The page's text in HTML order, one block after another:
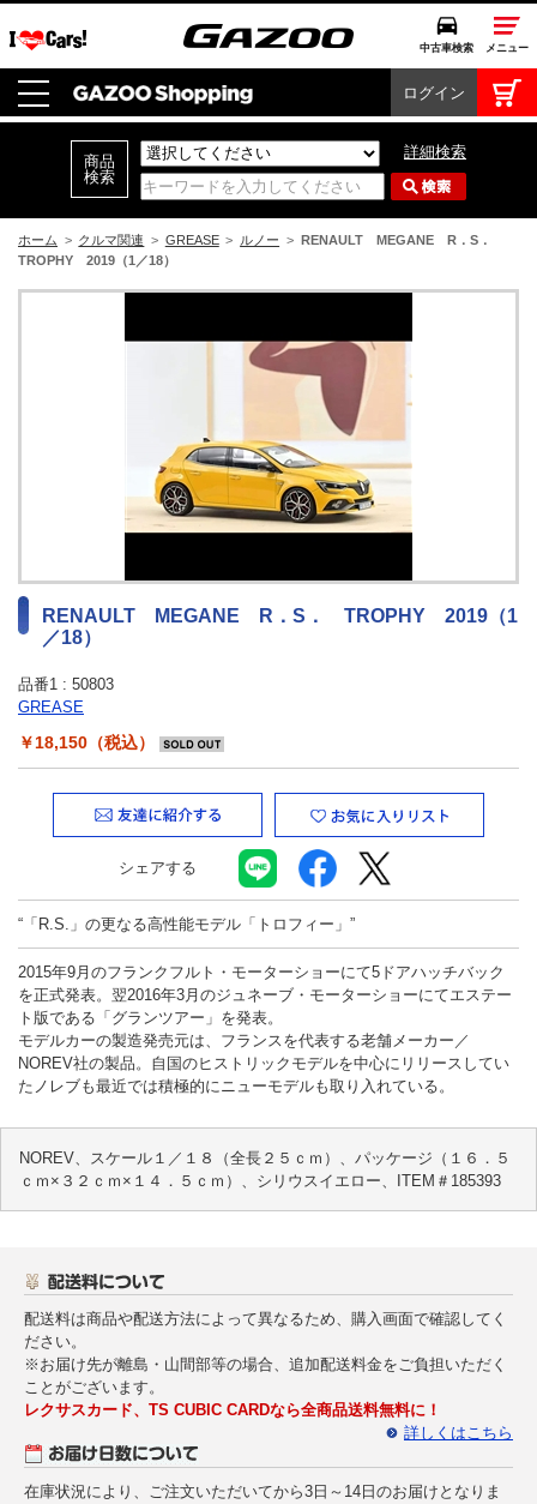
中古車検索 メニュー
中古車検索 クルマカタログ
クルマ情報
TOYOTA GAZOO Racing
GAZOO Shopping
検索
ログイン
詳細検索
ホーム > クルマ関連 > GREASE > ルノー > RENAULT MEGANE R．S．
TROPHY 2019（1／18）
RENAULT MEGANE R．S． TROPHY 2019（1
／18）
品番1 : 50803
GREASE
￥18,150（税込）
シェアする
“「R.S.」の更なる高性能モデル「トロフィー」”
2015年9月のフランクフルト・モーターショーにて5ドアハッチバック
を正式発表。翌2016年3月のジュネーブ・モーターショーにてエステー
ト版である「グランツアー」を発表。
モデルカーの製造発売元は、フランスを代表する老舗メーカー／
NOREV社の製品。自国のヒストリックモデルを中心にリリースしてい
たノレブも最近では積極的にニューモデルも取り入れている。
NOREV、スケール１／１８（全長２５ｃｍ）、パッケージ（１６．５
ｃｍ×３２ｃｍ×１４．５ｃｍ）、シリウスイエロー、ITEM＃185393
配送料は商品や配送方法によって異なるため、購入画面で確認してく
ださい。
※お届け先が離島・山間部等の場合、追加配送料金をご負担いただく
ことがございます。
レクサスカード、TS CUBIC CARDなら全商品送料無料に！
詳しくはこちら
在庫状況により、ご注文いただいてから3日～14日のお届けとなりま